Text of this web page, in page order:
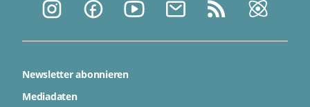
Newsletter abonnieren
Mediadaten